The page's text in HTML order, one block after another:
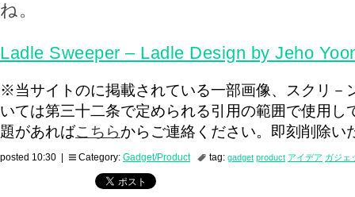
ね。
Ladle Sweeper – Ladle Design by Jeho
※当サイトのに掲載されている一部画像、スクリ－
いては第三十二条で定められる引用の範囲で使用し
題があればこちらからご連絡ください。即刻削除い
posted 10:30 | Category: Gadget/Product tag: gadget product アイデア ガジェ